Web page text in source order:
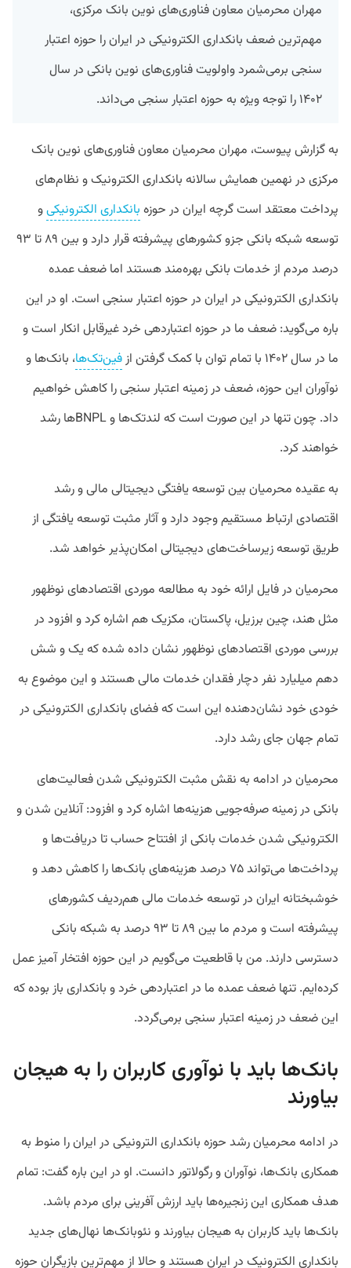
مهران محرمیان معاون فناوری‌های نوین بانک مرکزی،
مهم‌ترین ضعف بانکداری الکترونیکی در ایران را حوزه اعتبار
سنجی برمی‌شمرد واولویت فناوری‌های نوین بانکی در سال
۱۴۰۲ را توجه ویژه به حوزه اعتبار سنجی می‌داند.
به گزارش پیوست، مهران محرمیان معاون فناوری‌های نوین بانک
مرکزی در نهمین همایش سالانه بانکداری الکترونیک و نظام‌های
پرداخت معتقد است گرچه ایران در حوزه بانکداری الکترونیکیو
توسعه شبکه بانکی جزو کشورهای پیشرفته قرار دارد و بین ۸۹ تا ۹۳
درصد مردم از خدمات بانکی بهره‌مند هستند اما ضعف عمده
بانکداری الکترونیکی در ایران در حوزه اعتبار سنجی است. او در این
باره می‌گوید: ضعف ما در حوزه اعتباردهی خرد غیرقابل انکار است و
ما در سال ۱۴۰۲ با تمام توان با کمک گرفتن از
فین‌تک‌ها، بانک‌ها و
نوآوران این حوزه، ضعف در زمینه اعتبار سنجی را کاهش خواهیم
داد. چون تنها در این صورت است که لندتک‌ها و BNPLها رشد
خواهند کرد.
به عقیده محرمیان بین توسعه یافتگی دیجیتالی مالی و رشد
اقتصادی ارتباط مستقیم وجود دارد و آثار مثبت توسعه یافتگی از
طریق توسعه زیرساخت‌های دیجیتالی امکان‌پذیر خواهد شد.
محرمیان در فایل ارائه خود به مطالعه موردی اقتصادهای نوظهور
مثل هند، چین برزیل، پاکستان، مکزیک هم اشاره کرد و افزود در
بررسی موردی اقتصادهای نوظهور نشان داده شده که یک و شش
دهم میلیارد نفر دچار فقدان خدمات مالی هستند و این موضوع به
خودی خود نشان‌دهنده این است که فضای بانکداری الکترونیکی در
تمام جهان جای رشد دارد.
محرمیان در ادامه به نقش مثبت الکترونیکی شدن فعالیت‌های
بانکی در زمینه صرفه‌جویی هزینه‌ها اشاره کرد و افزود: آنلاین شدن و
الکترونیکی شدن خدمات بانکی از افتتاح حساب تا دریافت‌ها و
پرداخت‌ها می‌تواند ۷۵ درصد هزینه‌های بانک‌ها را کاهش دهد و
خوشبختانه ایران در توسعه خدمات مالی هم‌ردیف کشورهای
پیشرفته است و مردم ما بین ۸۹ تا ۹۳ درصد به شبکه بانکی
دسترسی دارند. من با قاطعیت می‌گویم در این حوزه افتخار آمیز عمل
کرده‌ایم. تنها ضعف عمده ما در اعتباردهی خرد و بانکداری باز بوده که
این ضعف در زمینه اعتبار سنجی برمی‌گردد.
بانک‌ها باید با نوآوری کاربران را به هیجان
بیاورند
در ادامه محرمیان رشد حوزه بانکداری الترونیکی در ایران را منوط به
همکاری بانک‌ها، نوآوران و رگولاتور دانست. او در این باره گفت: تمام
هدف همکاری این زنجیره‌ها باید ارزش آفرینی برای مردم باشد.
بانک‌ها باید کاربران به هیجان بیاورند و نئوبانک‌ها نهال‌های جدید
بانکداری الکترونیک در ایران هستند و حالا از مهم‌ترین بازیگران حوزه